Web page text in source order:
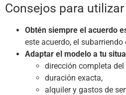
Consejos para
Obtén siempre el acuerdo
este acuerdo, el
Adaptar el modelo a tu
dirección completa del
duración exacta,
alquiler y gastos de